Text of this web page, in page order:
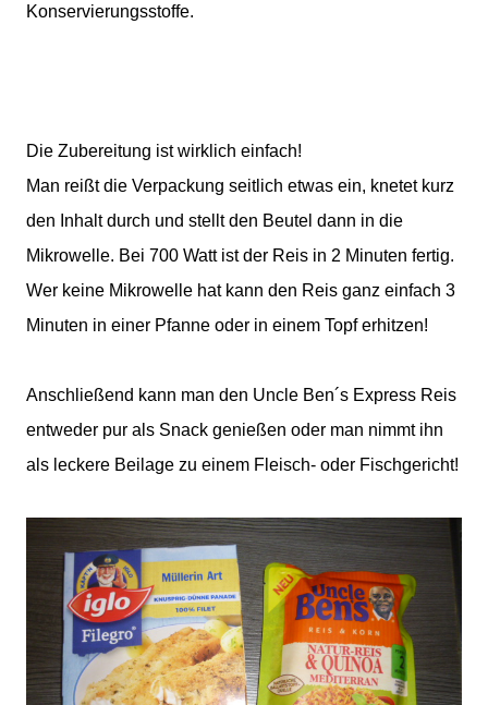
Konservierungsstoffe.
Die Zubereitung ist wirklich einfach!
Man reißt die Verpackung seitlich etwas ein, knetet kurz
den Inhalt durch und stellt den Beutel dann in die
Mikrowelle. Bei 700 Watt ist der Reis in 2 Minuten fertig.
Wer keine Mikrowelle hat kann den Reis ganz einfach 3
Minuten in einer Pfanne oder in einem Topf erhitzen!
Anschließend kann man den Uncle Ben´s Express Reis
entweder pur als Snack genießen oder man nimmt ihn
als leckere Beilage zu einem Fleisch- oder Fischgericht!